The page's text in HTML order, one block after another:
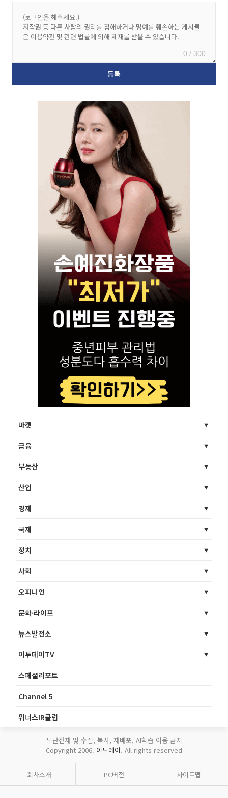
0 / 300
마켓
금융
부동산
산업
경제
국제
정치
사회
오피니언
문화·라이프
뉴스발전소
이투데이TV
스페셜리포트
Channel 5
위너스IR클럽
무단전재 및 수집, 복사, 재배포, AI학습 이용 금지
Copyright 2006. 이투데이. All rights reserved
회사소개 PC버전 사이트맵